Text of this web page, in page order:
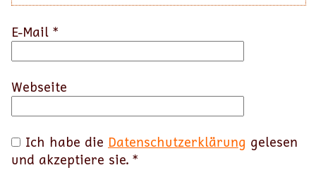
E-Mail *
Webseite
Ich habe die Datenschutzerklärung gelesen
und akzeptiere sie. *